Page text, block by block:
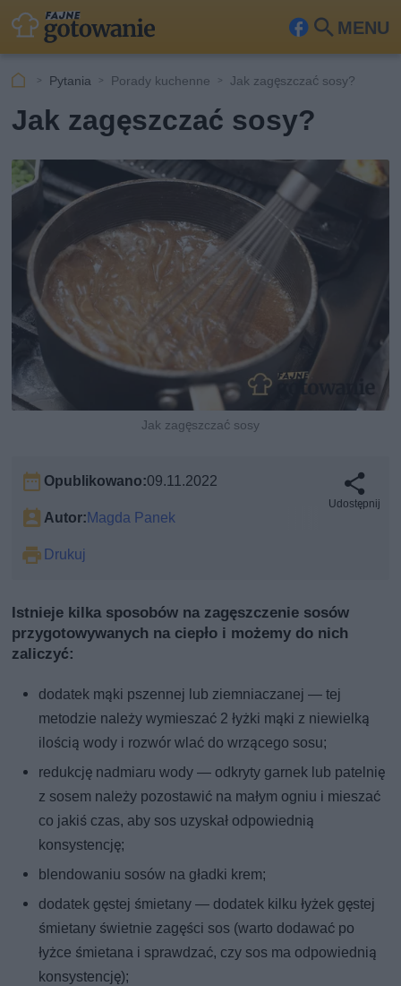
MENU
Fa
ook
Szu
kaj
Pytania Porady kuchenne Jak zagęszczać sosy?
Jak zagęszczać sosy?
Jak zagęszczać sosy
Opublikowano:09.11.2022
Autor:Magda Panek
Drukuj
Udostępnij
Istnieje kilka sposobów na zagęszczenie sosów
przygotowywanych na ciepło i możemy do nich
zaliczyć:
dodatek mąki pszennej lub ziemniaczanej — tej
metodzie należy wymieszać 2 łyżki mąki z niewielką
ilością wody i rozwór wlać do wrzącego sosu;
redukcję nadmiaru wody — odkryty garnek lub patelnię
z sosem należy pozostawić na małym ogniu i mieszać
co jakiś czas, aby sos uzyskał odpowiednią
konsystencję;
blendowaniu sosów na gładki krem;
dodatek gęstej śmietany — dodatek kilku łyżek gęstej
śmietany świetnie zagęści sos (warto dodawać po
łyżce śmietana i sprawdzać, czy sos ma odpowiednią
konsystencję);